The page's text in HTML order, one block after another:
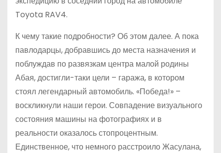
Toyota RAV4.
К чему такие подробности? Об этом далее. А пока
павлодарцы, добравшись до места назначения и
поблуждав по развязкам центра малой родины
Абая, достигли-таки цели – гаража, в котором
стоял легендарный автомобиль. «Победа!» –
воскликнули наши герои. Совпадение визуального
состояния машины на фотографиях и в
реальности оказалось стопроцентным.
Единственное, что немного расстроило Жасулана,